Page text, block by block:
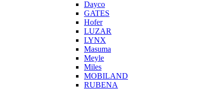
Dayco
GATES
Hofer
LUZAR
LYNX
Masuma
Meyle
Miles
MOBILAND
RUBENA